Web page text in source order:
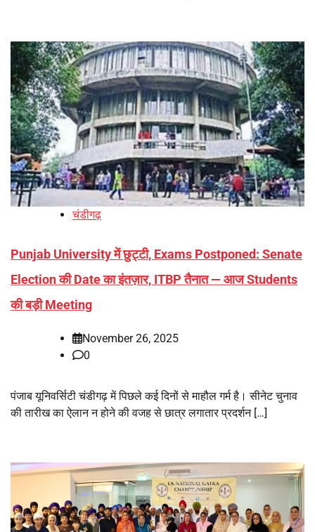
चंडीगढ़
Punjab University में छुट्टी, Exams Postponed: Senate
Election की Date का इंतज़ार, ITBP तैनात — आज Students
की बड़ी Meeting
November 26, 2025
0
पंजाब यूनिवर्सिटी चंडीगढ़ में पिछले कई दिनों से माहौल गर्म है। सीनेट चुनाव
की तारीख का ऐलान न होने की वजह से छात्र लगातार प्रदर्शन […]